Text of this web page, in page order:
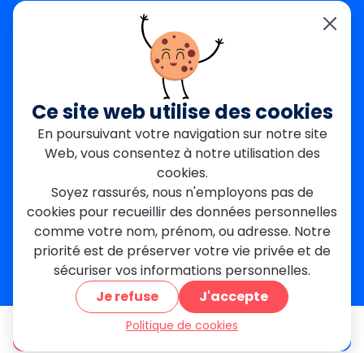
Seine-Saint-Denis
Garges-lès-Gonesse
Val-de-Marne
Dourdan
Mantes-la-Jolie
Créteil
Seine-et-Marne
Contact
01 84 24 42 80
contact@metallerie-grand-paris.com
46 bis Av. du Maine, 75015 Paris
Devis gratuit
Ce site web utilise des cookies
En poursuivant votre navigation sur notre site
Web, vous consentez à notre utilisation des
cookies.
Soyez rassurés, nous n'employons pas de
cookies pour recueillir des données personnelles
comme votre nom, prénom, ou adresse. Notre
priorité est de préserver votre vie privée et de
sécuriser vos informations personnelles.
Je refuse
J'accepte
Politique de cookies